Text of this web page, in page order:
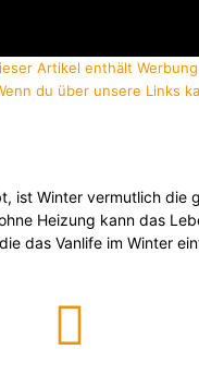
Artikel enthält
du über unsere Links
ist Winter vermutlich
Heizung kann das
das Vanlife im Winter